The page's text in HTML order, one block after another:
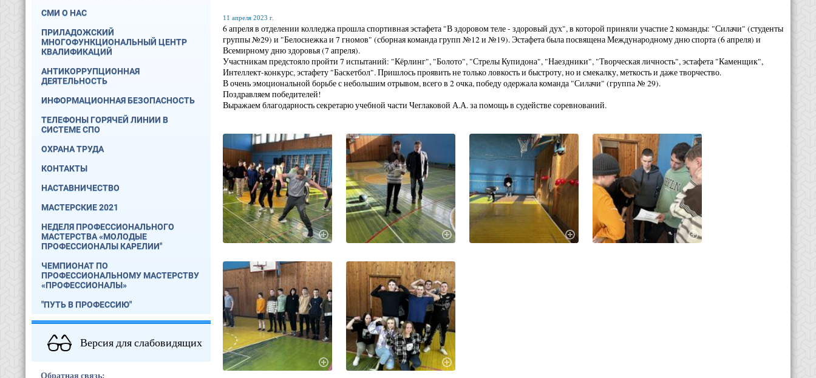
СМИ О НАС
ПРИЛАДОЖСКИЙ
МНОГОФУНКЦИОНАЛЬНЫЙ ЦЕНТР
КВАЛИФИКАЦИЙ
АНТИКОРРУПЦИОННАЯ
ДЕЯТЕЛЬНОСТЬ
ИНФОРМАЦИОННАЯ БЕЗОПАСНОСТЬ
ТЕЛЕФОНЫ ГОРЯЧЕЙ ЛИНИИ В
СИСТЕМЕ СПО
ОХРАНА ТРУДА
КОНТАКТЫ
НАСТАВНИЧЕСТВО
МАСТЕРСКИЕ 2021
НЕДЕЛЯ ПРОФЕССИОНАЛЬНОГО
МАСТЕРСТВА «МОЛОДЫЕ
ПРОФЕССИОНАЛЫ КАРЕЛИИ"
ЧЕМПИОНАТ ПО
ПРОФЕССИОНАЛЬНОМУ МАСТЕРСТВУ
«ПРОФЕССИОНАЛЫ»
"ПУТЬ В ПРОФЕССИЮ"
Версия для слабовидящих
Обратная связь:
11 апреля 2023 г.
6 апреля в отделении колледжа прошла спортивная эстафета "В здоровом теле - здоровый дух", в которой приняли участие 2 команды: "Силачи" (студенты
группы №29) и "Белоснежка и 7 гномов" (сборная команда групп №12 и №19). Эстафета была посвящена Международному дню спорта (6 апреля) и
Всемирному дню здоровья (7 апреля).
Участникам предстояло пройти 7 испытаний: "Кёрлинг", "Болото", "Стрелы Купидона", "Наездники", "Творческая личность", эстафета "Каменщик",
Интеллект-конкурс, эстафету "Баскетбол". Пришлось проявить не только ловкость и быстроту, но и смекалку, меткость и даже творчество.
В очень эмоциональной борьбе с небольшим отрывом, всего в 2 очка, победу одержала команда "Силачи" (группа № 29).
Поздравляем победителей!
Выражаем благодарность секретарю учебной части Чеглаковой А.А. за помощь в судействе соревнований.